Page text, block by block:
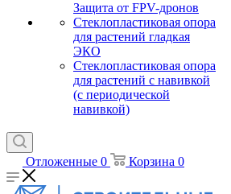
Защита от FPV-дронов
Стеклопластиковая опора
для растений гладкая
ЭКО
Стеклопластиковая опора
для растений с навивкой
(с периодической
навивкой)
Отложенные 0 Корзина 0